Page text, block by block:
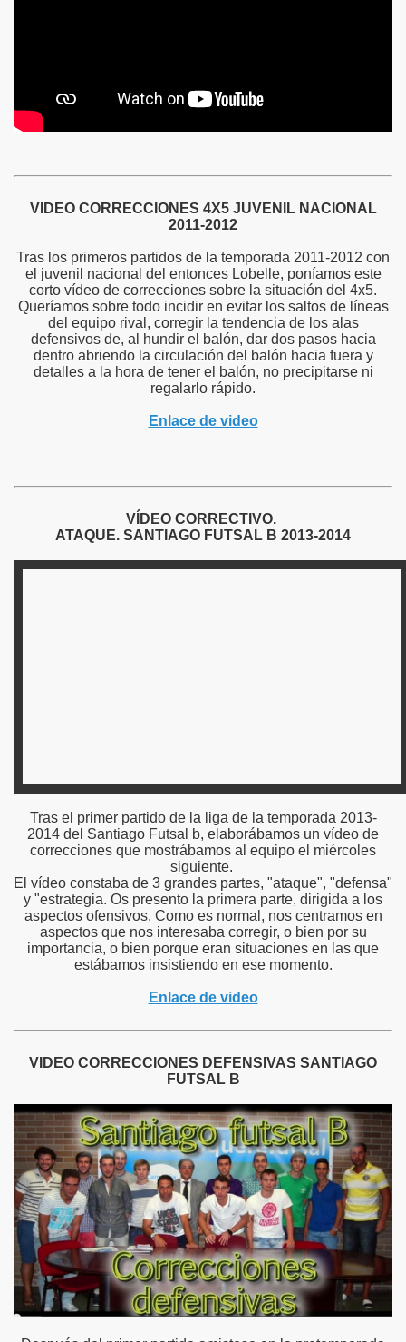
VIDEO CORRECCIONES 4X5 JUVENIL NACIONAL
2011-2012
Tras los primeros partidos de la temporada 2011-2012 con
el juvenil nacional del entonces Lobelle, poníamos este
corto vídeo de correcciones sobre la situación del 4x5.
Queríamos sobre todo incidir en evitar los saltos de líneas
del equipo rival, corregir la tendencia de los alas
defensivos de, al hundir el balón, dar dos pasos hacia
dentro abriendo la circulación del balón hacia fuera y
detalles a la hora de tener el balón, no precipitarse ni
regalarlo rápido.
Enlace de video
VÍDEO CORRECTIVO.
ATAQUE. SANTIAGO FUTSAL B 2013-2014
Tras el primer partido de la liga de la temporada 2013-
2014 del Santiago Futsal b, elaborábamos un vídeo de
correcciones que mostrábamos al equipo el miércoles
siguiente.
El vídeo constaba de 3 grandes partes, "ataque", "defensa"
y "estrategia. Os presento la primera parte, dirigida a los
aspectos ofensivos. Como es normal, nos centramos en
aspectos que nos interesaba corregir, o bien por su
importancia, o bien porque eran situaciones en las que
estábamos insistiendo en ese momento.
Enlace de video
VIDEO CORRECCIONES DEFENSIVAS SANTIAGO
FUTSAL B